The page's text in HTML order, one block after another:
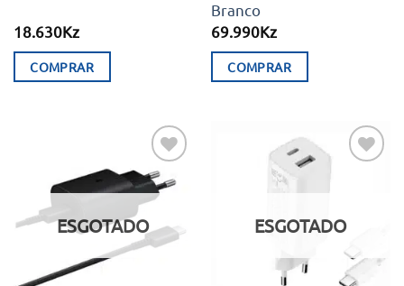
18.630Kz
COMPRAR
Branco
69.990Kz
COMPRAR
Adicionar
aos meus
desejos
ESGOTADO
Adicionar
aos meus
ESGOTADO